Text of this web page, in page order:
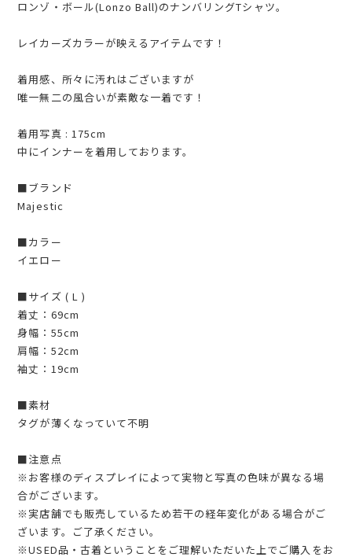
ロンゾ・ボール(Lonzo Ball)のナンバリングTシャツ。
レイカーズカラーが映えるアイテムです！
着用感、所々に汚れはございますが
唯一無二の風合いが素敵な一着です！
着用写真 : 175cm
中にインナーを着用しております。
■ブランド
Majestic
■カラー
イエロー
■サイズ ( L )
着丈：69cm
身幅：55cm
肩幅：52cm
袖丈：19cm
■素材
タグが薄くなっていて不明
■注意点
※お客様のディスプレイによって実物と写真の色味が異なる場
合がございます。
※実店舗でも販売しているため若干の経年変化がある場合がご
ざいます。ご了承ください。
※USED品・古着ということをご理解いただいた上でご購入をお